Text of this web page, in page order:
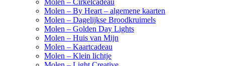
Molen – Cirkelcadeau
Molen – By Heart – algemene kaarten
Molen – Dagelijkse Broodkruimels
Molen – Golden Day Lights
Molen – Huis van Mijn
Molen – Kaartcadeau
Molen – Klein lichtje